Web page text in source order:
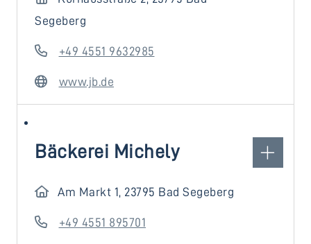
Segeberg
+49 4551 9632985
www.jb.de
Bäckerei Michely
Am Markt 1, 23795 Bad Segeberg
+49 4551 895701